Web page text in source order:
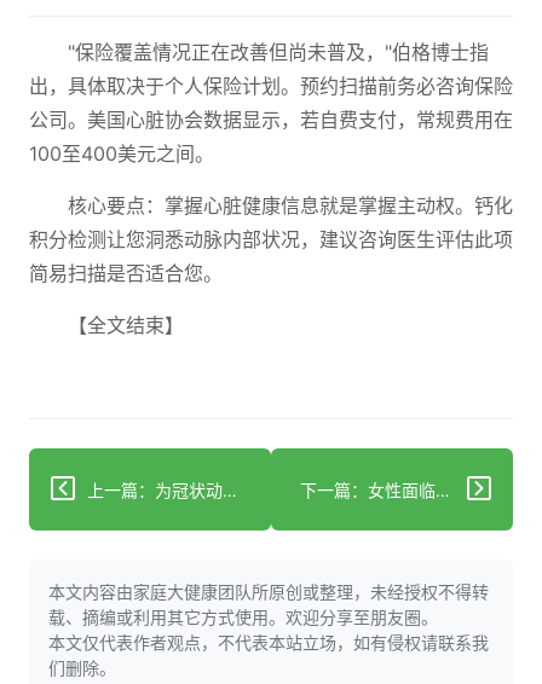
"保险覆盖情况正在改善但尚未普及，"伯格博士指
出，具体取决于个人保险计划。预约扫描前务必咨询保险
公司。美国心脏协会数据显示，若自费支付，常规费用在
100至400美元之间。
核心要点：掌握心脏健康信息就是掌握主动权。钙化
积分检测让您洞悉动脉内部状况，建议咨询医生评估此项
简易扫描是否适合您。
【全文结束】
上一篇：为冠状动脉疾病治疗中的压力管理增添严谨性 下一篇：女性面临无症状心肌梗死更高风险
本文内容由家庭大健康团队所原创或整理，未经授权不得转
载、摘编或利用其它方式使用。欢迎分享至朋友圈。
本文仅代表作者观点，不代表本站立场，如有侵权请联系我
们删除。